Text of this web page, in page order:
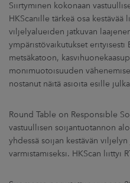
Siirtyminen kokonaan
HKScanille tärkeä osa kestävää
viljelyalueiden jatkuvan
ympäristövaikutukset erityisesti
metsäkatoon,
monimuotoisuuden
nostanut näitä asioita esille
Round Table on Responsible
vastuullisen soijantuotannon
yhdessä soijan kestävän
varmistamiseksi. HKScan liittyi